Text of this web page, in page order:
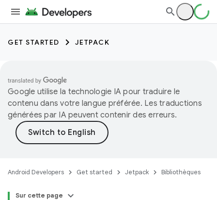
GET STARTED JETPACK
Google utilise la technologie IA pour traduire le
contenu dans votre langue préférée. Les traductions
générées par IA peuvent contenir des erreurs.
Android Developers Get started Jetpack Bibliothèques
Sur cette page